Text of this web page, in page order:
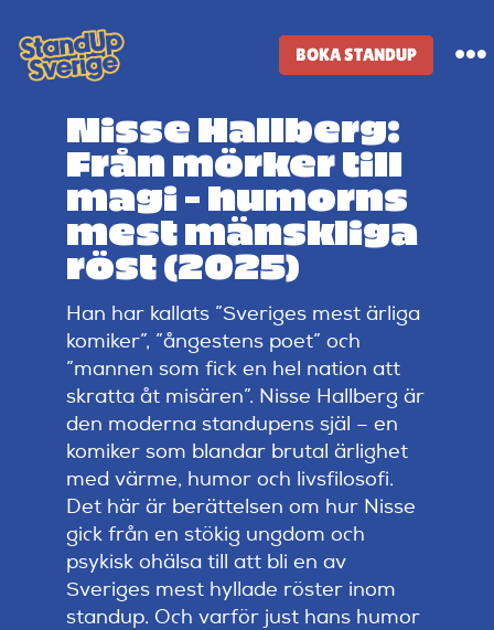
to
content
BOKA STANDUP
Standup-butik
Komiker
Lineup
Tidigare lineup
Klubbar
Artiklar
StandUpSverige PODDEN
Nisse Hallberg:
Från mörker till
magi – humorns
mest mänskliga
röst (2025)
Han har kallats ”Sveriges mest ärliga
komiker”, ”ångestens poet” och
”mannen som fick en hel nation att
skratta åt misären”. Nisse Hallberg är
den moderna standupens själ – en
komiker som blandar brutal ärlighet
med värme, humor och livsfilosofi.
Det här är berättelsen om hur Nisse
gick från en stökig ungdom och
psykisk ohälsa till att bli en av
Sveriges mest hyllade röster inom
standup. Och varför just hans humor